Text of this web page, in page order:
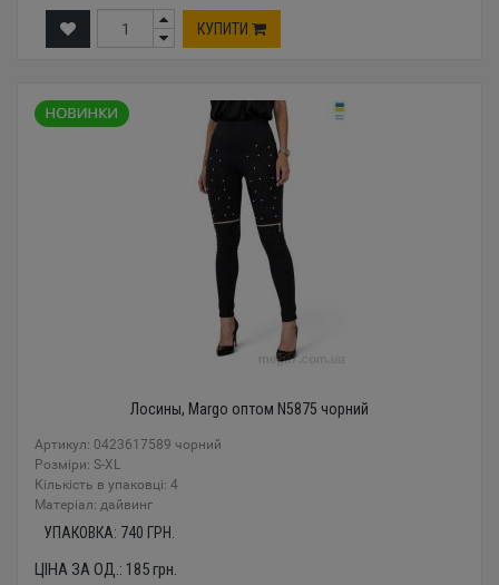
КУПИТИ
Лосины, Margo оптом N5875 чорний
Артикул: 0423617589 чорний
Розміри: S-XL
Кількість в упаковці: 4
Mатеріал: дайвинг
УПАКОВКА: 740 ГРН.
ЦІНА ЗА ОД.: 185грн.